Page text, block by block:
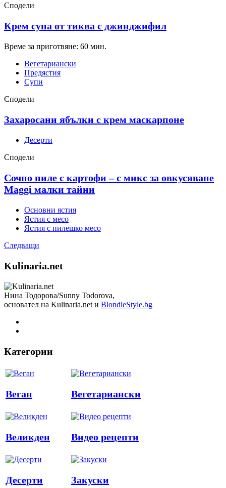
Сподели
Крем супа от тиква с джинджифил
Време за приготвяне: 60 мин.
Вегетариански
Предястия
Супи
Сподели
Захаросани ябълки с крем маскарпоне
Десерти
Сподели
Сочно пиле с картофи – с микс за овкусяване
Maggi малки тайни
Основни ястия
Ястия с месо
Ястия с пилешко месо
Следващи
Kulinaria.net
Нина Тодорова/Sunny Todorova,
основател на Kulinaria.net и BlondieStyle.bg
Категории
Веган Вегетариански
Великден Видео рецепти
Десерти Закуски